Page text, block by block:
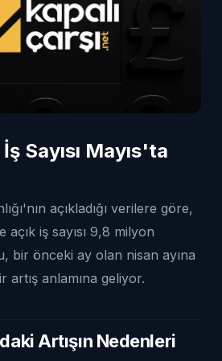
Sayısı Mayıs'ta
açıkladığı verilere göre,
açık iş sayısı 9,8 milyon
bir önceki ay olan nisan ayına
artış anlamına geliyor.
Artışın Nedenleri